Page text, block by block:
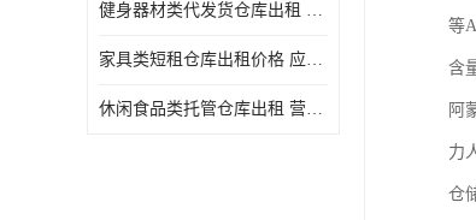
健身器材类代发货仓库出租 租期灵活 新媒体平台配套
家具类短租仓库出租价格 应用广泛 智能电商配套
休闲食品类托管仓库出租 营造良好环境氛围 垂直电商配套
等
含
阿
力
仓